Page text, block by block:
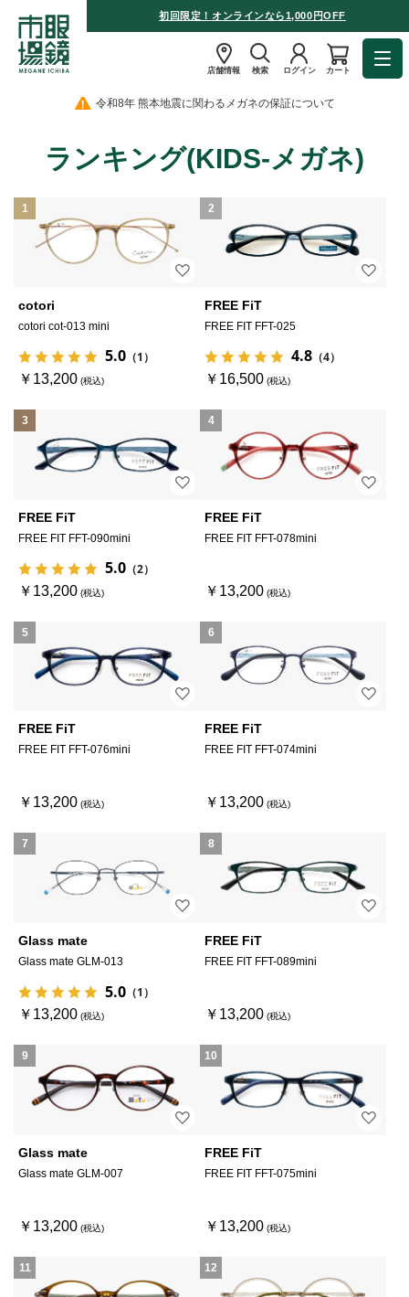
初回限定！オンラインなら1,000円OFF
店舗情報 検索 ログイン カート
令和8年 熊本地震に関わるメガネの保証について
ランキング(KIDS-メガネ)
1
cotori
cotori cot-013 mini
5.0 （1）
￥13,200
2
FREE FiT
FREE FIT FFT-025
4.8 （4）
￥16,500
3
FREE FiT
FREE FIT FFT-090mini
5.0 （2）
￥13,200
4
FREE FiT
FREE FIT FFT-078mini
￥13,200
5
FREE FiT
FREE FIT FFT-076mini
￥13,200
6
FREE FiT
FREE FIT FFT-074mini
￥13,200
7
Glass mate
Glass mate GLM-013
5.0 （1）
￥13,200
8
FREE FiT
FREE FIT FFT-089mini
￥13,200
9
Glass mate
Glass mate GLM-007
￥13,200
10
FREE FiT
FREE FIT FFT-075mini
￥13,200
11 12